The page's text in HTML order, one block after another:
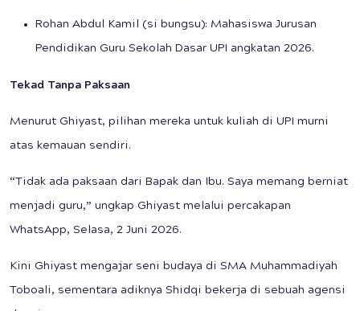
Rohan Abdul Kamil (si bungsu): Mahasiswa Jurusan
Pendidikan Guru Sekolah Dasar UPI angkatan 2026.
Tekad Tanpa Paksaan
Menurut Ghiyast, pilihan mereka untuk kuliah di UPI murni
atas kemauan sendiri.
“Tidak ada paksaan dari Bapak dan Ibu. Saya memang berniat
menjadi guru,” ungkap Ghiyast melalui percakapan
WhatsApp, Selasa, 2 Juni 2026.
Kini Ghiyast mengajar seni budaya di SMA Muhammadiyah
Toboali, sementara adiknya Shidqi bekerja di sebuah agensi